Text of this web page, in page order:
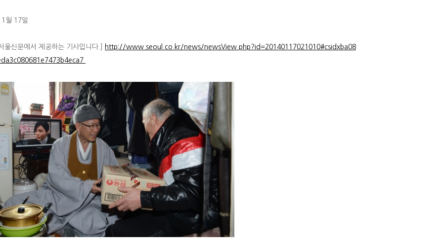
월 17일
울신문에서 제공하는 기사입니다.]
http://www.seoul.co.kr/news/newsView.php?id=20140117021010#csidxba08